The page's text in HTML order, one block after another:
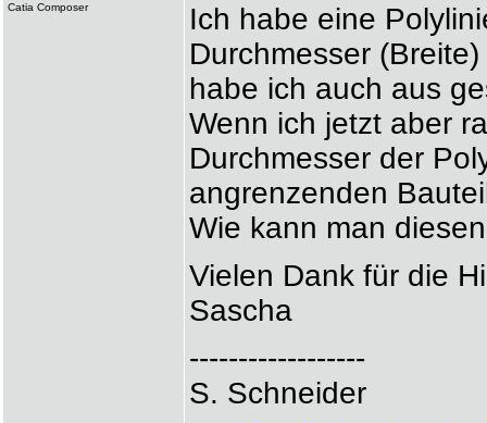
Catia Composer
Ich habe eine
Durchmesser
habe ich auch aus
Wenn ich jetzt aber
Durchmesser der
angrenzenden
Wie kann man
Vielen Dank für die
Sascha
------------------
S. Schneider